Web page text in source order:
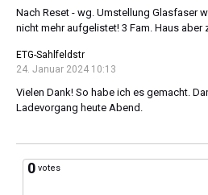
Nach Reset - wg. Umstellung Glasfaser
nicht mehr aufgelistet! 3 Fam. Haus aber
ETG-Sahlfeldstr
24. Januar 2024 10:13
Vielen Dank! So habe ich es gemacht.
Ladevorgang heute Abend.
0 votes